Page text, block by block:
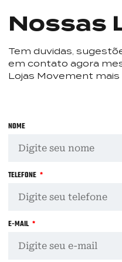
Nossas
Tem duvidas,
em contato agora
Lojas Movement mais
NOME
TELEFONE
E-MAIL